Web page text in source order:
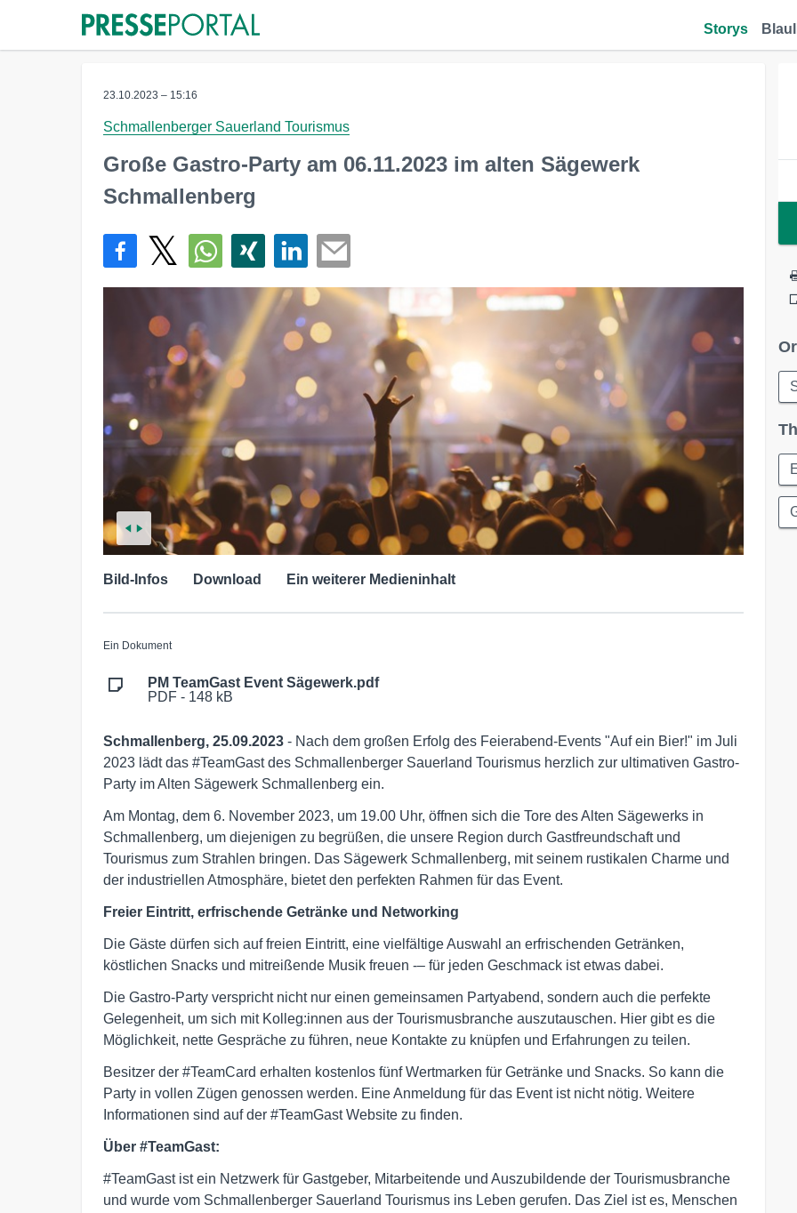
Storys
23.10.2023 – 15:16
Schmallenberger Sauerland Tourismus
Große Gastro-Party am 06.11.2023 im alten Sägewerk
Schmallenberg
Bild-Infos Download Ein weiterer Medieninhalt
Ein Dokument
PM TeamGast Event Sägewerk.pdf
PDF - 148 kB
Schmallenberg, 25.09.2023 - Nach dem großen Erfolg des Feierabend-Events "Auf ein Bier!" im Juli
2023 lädt das #TeamGast des Schmallenberger Sauerland Tourismus herzlich zur ultimativen Gastro-
Party im Alten Sägewerk Schmallenberg ein.
Am Montag, dem 6. November 2023, um 19.00 Uhr, öffnen sich die Tore des Alten Sägewerks in
Schmallenberg, um diejenigen zu begrüßen, die unsere Region durch Gastfreundschaft und
Tourismus zum Strahlen bringen. Das Sägewerk Schmallenberg, mit seinem rustikalen Charme und
der industriellen Atmosphäre, bietet den perfekten Rahmen für das Event.
Freier Eintritt, erfrischende Getränke und Networking
Die Gäste dürfen sich auf freien Eintritt, eine vielfältige Auswahl an erfrischenden Getränken,
köstlichen Snacks und mitreißende Musik freuen -– für jeden Geschmack ist etwas dabei.
Die Gastro-Party verspricht nicht nur einen gemeinsamen Partyabend, sondern auch die perfekte
Gelegenheit, um sich mit Kolleg:innen aus der Tourismusbranche auszutauschen. Hier gibt es die
Möglichkeit, nette Gespräche zu führen, neue Kontakte zu knüpfen und Erfahrungen zu teilen.
Besitzer der #TeamCard erhalten kostenlos fünf Wertmarken für Getränke und Snacks. So kann die
Party in vollen Zügen genossen werden. Eine Anmeldung für das Event ist nicht nötig. Weitere
Informationen sind auf der #TeamGast Website zu finden.
Über #TeamGast:
#TeamGast ist ein Netzwerk für Gastgeber, Mitarbeitende und Auszubildende der Tourismusbranche
und wurde vom Schmallenberger Sauerland Tourismus ins Leben gerufen. Das Ziel ist es, Menschen